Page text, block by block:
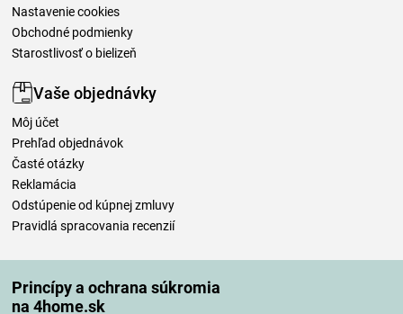
Princípy a ochrana súkromia
na 4home.sk
Nastavenie cookies
Obchodné podmienky
Starostlivosť o bielizeň
Vaše objednávky
Môj účet
Prehľad objednávok
Časté otázky
Reklamácia
Odstúpenie od kúpnej zmluvy
Pravidlá spracovania recenzií